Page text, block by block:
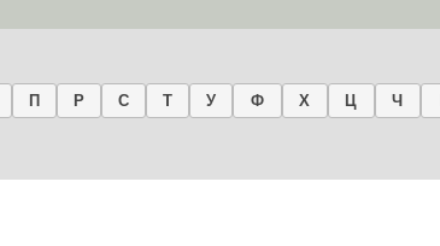
П Р С Т У Ф Х Ц Ч